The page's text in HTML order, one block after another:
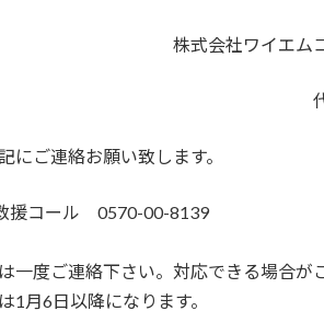
イエムコーポレ
締役
にご連絡お願い致します。
援コール 0570-00-8139
度ご連絡下さい。対応できる場合がご
6日以降になります。